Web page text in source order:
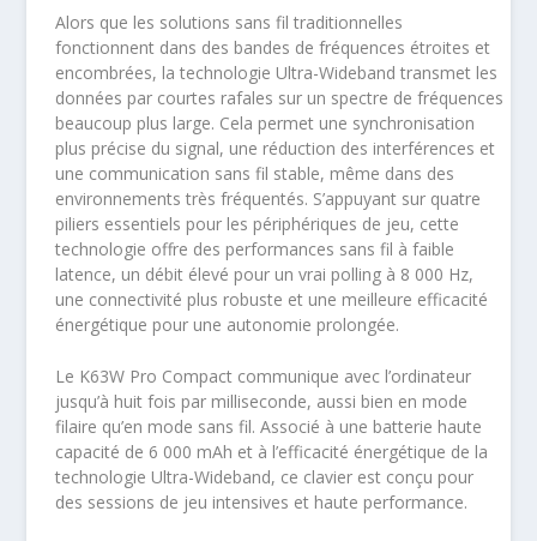
Alors que les solutions sans fil traditionnelles
fonctionnent dans des bandes de fréquences étroites et
encombrées, la technologie Ultra-Wideband transmet les
données par courtes rafales sur un spectre de fréquences
beaucoup plus large. Cela permet une synchronisation
plus précise du signal, une réduction des interférences et
une communication sans fil stable, même dans des
environnements très fréquentés. S’appuyant sur quatre
piliers essentiels pour les périphériques de jeu, cette
technologie offre des performances sans fil à faible
latence, un débit élevé pour un vrai polling à 8 000 Hz,
une connectivité plus robuste et une meilleure efficacité
énergétique pour une autonomie prolongée.
Le K63W Pro Compact communique avec l’ordinateur
jusqu’à huit fois par milliseconde, aussi bien en mode
filaire qu’en mode sans fil. Associé à une batterie haute
capacité de 6 000 mAh et à l’efficacité énergétique de la
technologie Ultra-Wideband, ce clavier est conçu pour
des sessions de jeu intensives et haute performance.